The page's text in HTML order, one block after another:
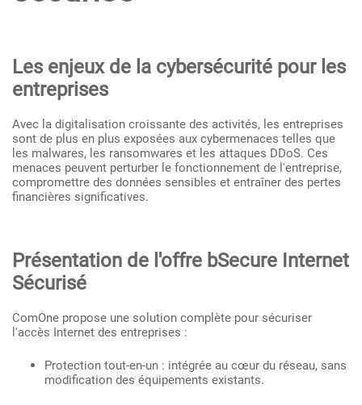
Les enjeux de la cybersécurité pour les
entreprises
Avec la digitalisation croissante des activités, les entreprises
sont de plus en plus exposées aux cybermenaces telles que
les malwares, les ransomwares et les attaques DDoS. Ces
menaces peuvent perturber le fonctionnement de l'entreprise,
compromettre des données sensibles et entraîner des pertes
financières significatives.
Présentation de l'offre bSecure Internet
Sécurisé
ComOne propose une solution complète pour sécuriser
l'accès Internet des entreprises :
Protection tout-en-un : intégrée au cœur du réseau, sans
modification des équipements existants.